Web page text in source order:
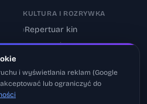
KULTURA I ROZRYWKA
›Repertuar kin
›Aktualności: Kultura
i wyświetlania reklam (Google
lub ograniczyć do